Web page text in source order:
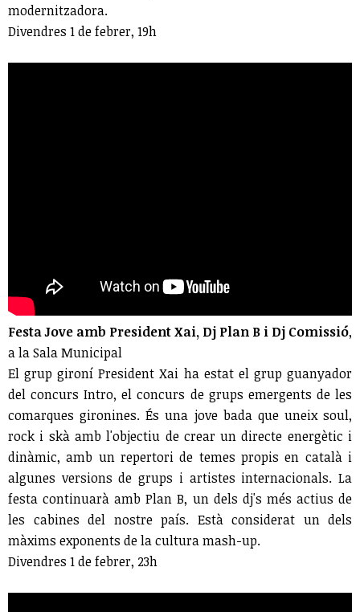
modernitzadora.
Divendres 1 de febrer, 19h
Festa Jove amb President Xai, Dj Plan B i Dj Comissió,
a la Sala Municipal
El grup gironí President Xai ha estat el grup guanyador
del concurs Intro, el concurs de grups emergents de les
comarques gironines. És una jove bada que uneix soul,
rock i skà amb l'objectiu de crear un directe energètic i
dinàmic, amb un repertori de temes propis en català i
algunes versions de grups i artistes internacionals. La
festa continuarà amb Plan B, un dels dj's més actius de
les cabines del nostre país. Està considerat un dels
màxims exponents de la cultura mash-up.
Divendres 1 de febrer, 23h